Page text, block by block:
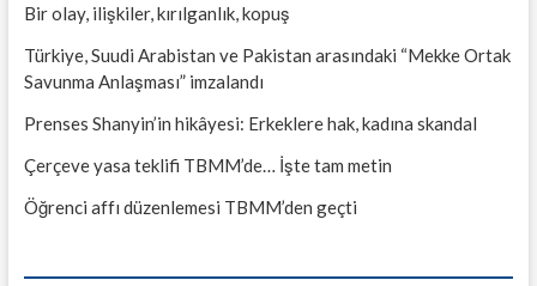
Bir olay, ilişkiler, kırılganlık, kopuş
Türkiye, Suudi Arabistan ve Pakistan arasındaki “Mekke Ortak
Savunma Anlaşması” imzalandı
Prenses Shanyin’in hikâyesi: Erkeklere hak, kadına skandal
Çerçeve yasa teklifi TBMM’de… İşte tam metin
Öğrenci affı düzenlemesi TBMM’den geçti